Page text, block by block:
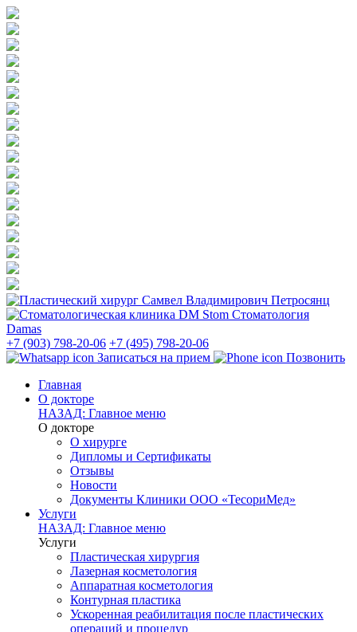
Стоматология
Damas
+7 (903) 798-20-06 +7 (495) 798-20-06
Записаться на прием
Позвонить
Главная
О докторе
НАЗАД: Главное меню
О докторе
О хирурге
Дипломы и Сертификаты
Отзывы
Новости
Документы Клиники ООО «ТесориМед»
Услуги
НАЗАД: Главное меню
Услуги
Пластическая хирургия
Лазерная косметология
Аппаратная косметология
Контурная пластика
Ускоренная реабилитация после пластических
операций и процедур